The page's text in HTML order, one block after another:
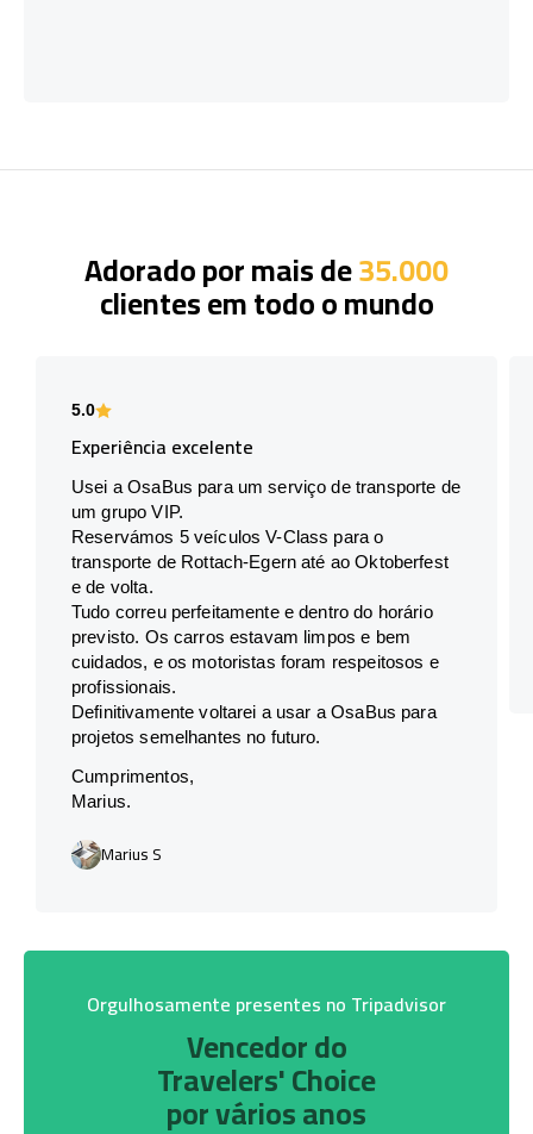
Adorado por mais de35.000
clientes em todo o mundo
5.0
Experiência excelente
Usei a OsaBus para um serviço de transporte de
um grupo VIP.
Reservámos 5 veículos V-Class para o
transporte de Rottach-Egern até ao Oktoberfest
e de volta.
Tudo correu perfeitamente e dentro do horário
previsto. Os carros estavam limpos e bem
cuidados, e os motoristas foram respeitosos e
profissionais.
Definitivamente voltarei a usar a OsaBus para
projetos semelhantes no futuro.
Cumprimentos,
Marius.
Marius S
Orgulhosamente presentes no Tripadvisor
Vencedor do
Travelers' Choice
por vários anos